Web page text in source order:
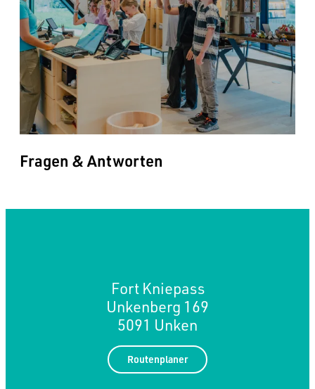
Fragen & Antworten
Fort Kniepass
Unkenberg 169
5091 Unken
Routenplaner